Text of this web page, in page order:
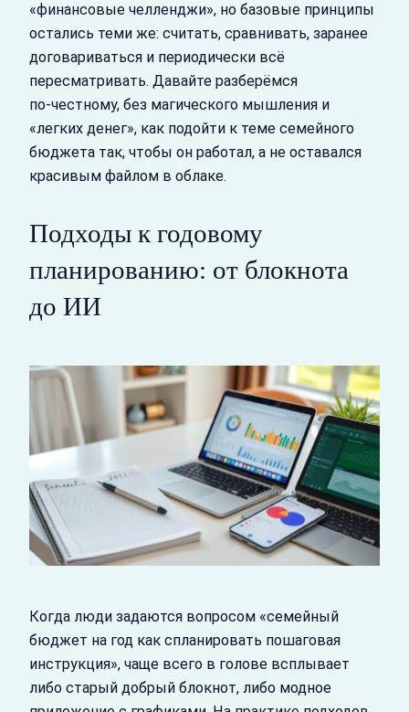
«финансовые челленджи», но базовые принципы
остались теми же: считать, сравнивать, заранее
договариваться и периодически всё
пересматривать. Давайте разберёмся
по‑честному, без магического мышления и
«легких денег», как подойти к теме семейного
бюджета так, чтобы он работал, а не оставался
красивым файлом в облаке.
Подходы к годовому
планированию: от блокнота
до ИИ
Когда люди задаются вопросом «семейный
бюджет на год как спланировать пошаговая
инструкция», чаще всего в голове всплывает
либо старый добрый блокнот, либо модное